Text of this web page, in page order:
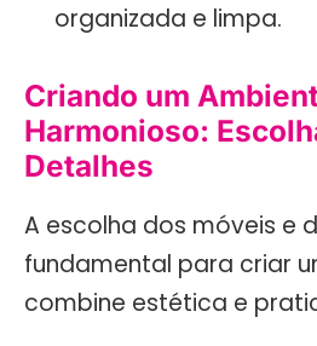
organizada e limpa.
Criando um
Harmonioso:
Detalhes
A escolha dos móveis e
fundamental para criar
combine estética e